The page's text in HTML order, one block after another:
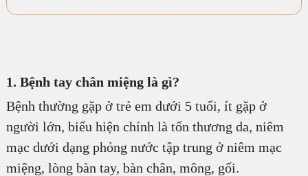
1. Bệnh tay chân miệng là gì?
Bệnh thường gặp ở trẻ em dưới 5 tuổi, ít gặp ở
người lớn, biểu hiện chính là tổn thương da, niêm
mạc dưới dạng phỏng nước tập trung ở niêm mạc
miệng, lòng bàn tay, bàn chân, mông, gối.